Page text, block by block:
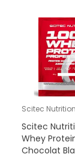
Scitec Nutrition
Scitec
Whey
Chocolat